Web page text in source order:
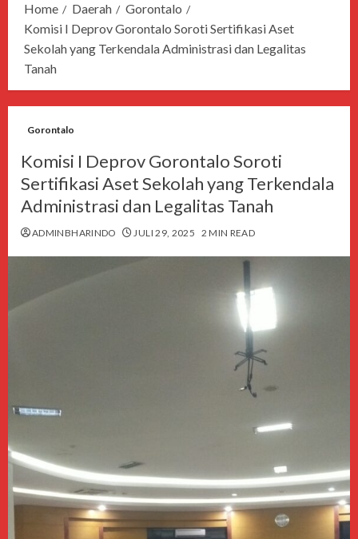
Home Daerah
Gorontalo
Komisi I Deprov Gorontalo Soroti Sertifikasi Aset
Sekolah yang Terkendala Administrasi dan Legalitas
Tanah
Gorontalo
Komisi I Deprov Gorontalo Soroti
Sertifikasi Aset Sekolah yang Terkendala
Administrasi dan Legalitas Tanah
ADMINBHARINDO JULI 29, 2025 2 MIN READ